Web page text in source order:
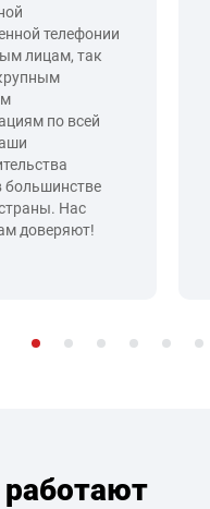
телефонии
лицам, так
по всей
большинстве
Нас
доверяют!